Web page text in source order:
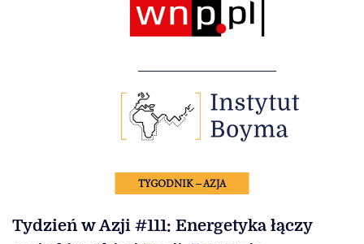
TYGODNIK – AZJA
Tydzień w Azji #111: Energetyka łączy